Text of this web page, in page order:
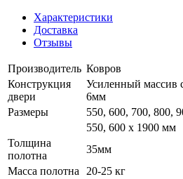
Характеристики
Доставка
Отзывы
Производитель Ковров
Конструкция
двери
Усиленный
6мм
Размеры
550, 600, 700, 800,
550, 600 х 1900 мм
Толщина
полотна
35мм
Масса полотна
20-25 кг